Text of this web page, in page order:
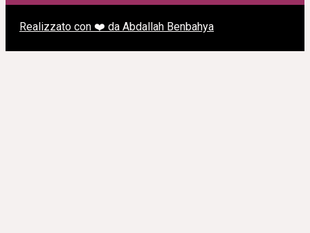
Realizzato con ❤️ da Abdallah Benbahya